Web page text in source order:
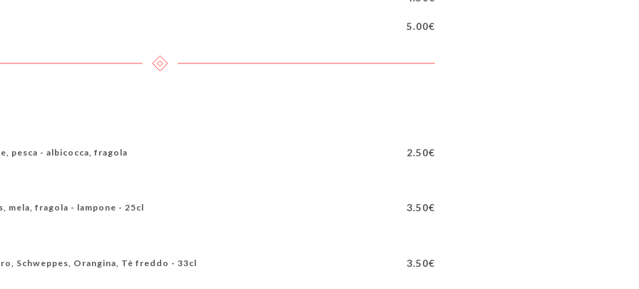
5.00€
pesca - albicocca, fragola 2.50€
mela, fragola - lampone - 25cl 3.50€
Schweppes, Orangina, Tè freddo - 33cl 3.50€